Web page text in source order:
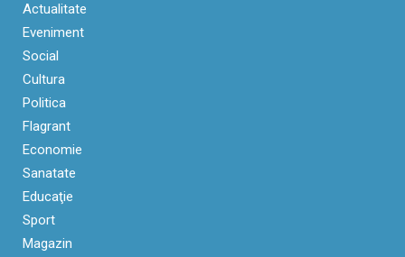
Actualitate
Eveniment
Social
Cultura
Politica
Flagrant
Economie
Sanatate
Educaţie
Sport
Magazin